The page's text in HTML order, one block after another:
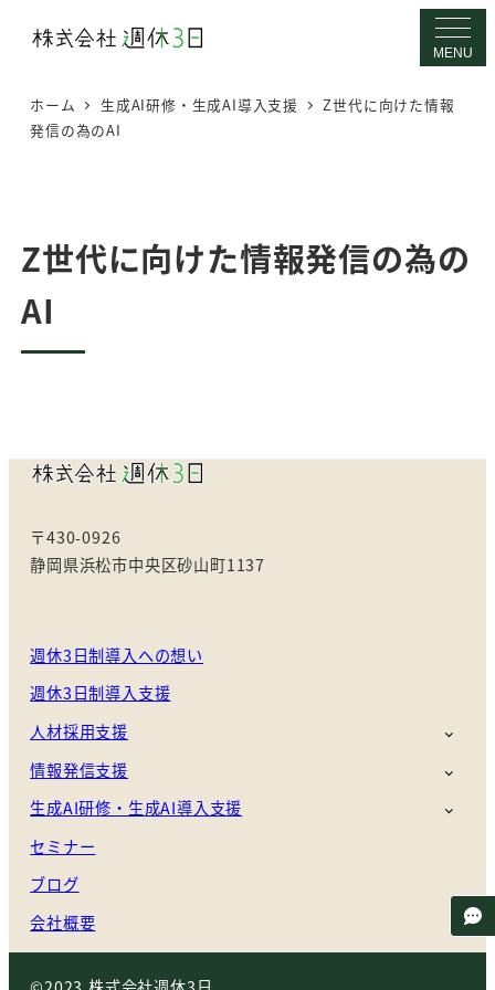
へ
移
動
MENU
ホーム 生成AI研修・生成AI導入支援
Z世代に向けた情報
発信の為のAI
Z世代に向けた情報発信の為の
AI
〒430-0926
静岡県浜松市中央区砂山町1137
週休3日制導入への想い
週休3日制導入支援
人材採用支援
情報発信支援
生成AI研修・生成AI導入支援
セミナー
ブログ
会社概要